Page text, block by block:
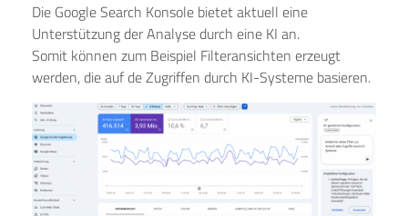
Die Google Search Konsole bietet aktuell eine
Unterstützung der Analyse durch eine KI an.
Somit können zum Beispiel Filteransichten erzeugt
werden, die auf de Zugriffen durch KI-Systeme basieren.